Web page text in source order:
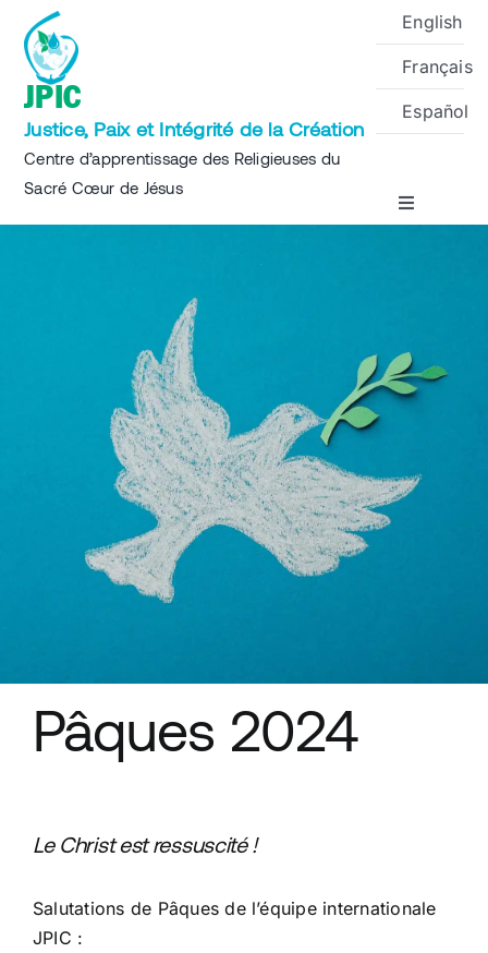
content
JPIC
Justice, Paix et Intégrité de la Création
Centre d’apprentissage des Religieuses du
Sacré Cœur de Jésus
English
Français
Español
Toggle
Événements
Ressources
Pâques 2024
Le Christ est ressuscité !
Salutations de Pâques de l’équipe internationale
JPIC :